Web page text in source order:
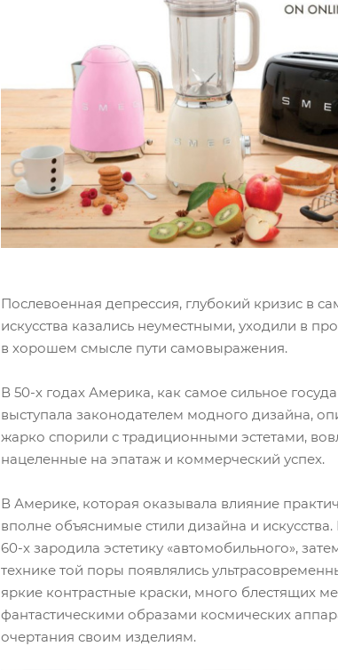
Послевоенная депрессия, глубокий кризис в
искусства казались неуместными, уходили в
в хорошем смысле пути самовыражения.
В 50-х годах Америка, как самое сильное
выступала законодателем модного дизайна,
жарко спорили с традиционными эстетами,
нацеленные на эпатаж и коммерческий успех.
В Америке, которая оказывала влияние
вполне объяснимые стили дизайна и
60-х зародила эстетику «автомобильного»,
технике той поры появлялись
яркие контрастные краски, много блестящих
фантастическими образами космических
очертания своим изделиям.